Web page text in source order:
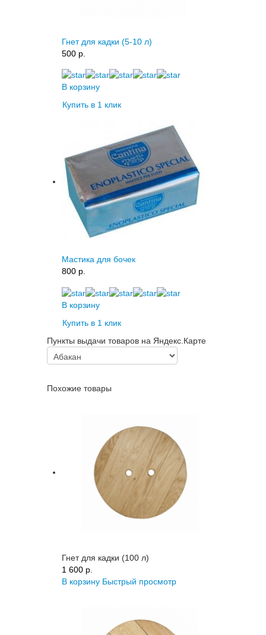
Гнет для кадки (5-10 л)
500 p.
В корзину
Купить в 1 клик
Мастика для бочек
800 p.
В корзину
Купить в 1 клик
Пункты выдачи товаров на Яндекс.Карте
Похожие товары
Гнет для кадки (100 л)
1 600 p.
В корзину Быстрый просмотр